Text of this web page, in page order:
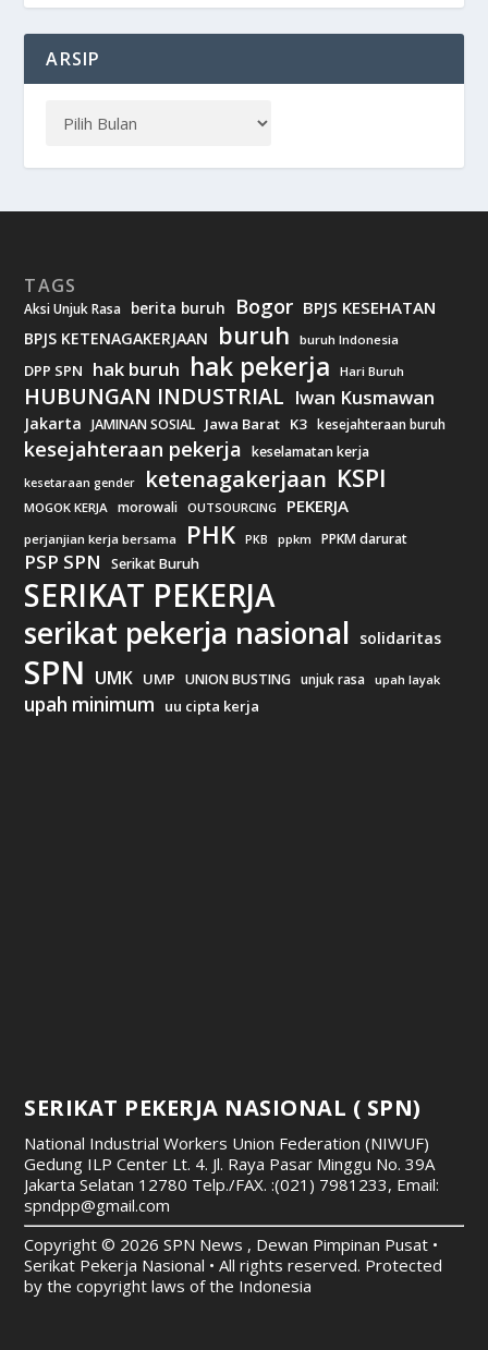
ARSIP
TAGS
Aksi Unjuk Rasa berita buruh Bogor BPJS KESEHATAN
BPJS KETENAGAKERJAAN buruh buruh Indonesia
DPP SPN hak buruh hak pekerja Hari Buruh
HUBUNGAN INDUSTRIAL Iwan Kusmawan
Jakarta JAMINAN SOSIAL Jawa Barat K3 kesejahteraan buruh
kesejahteraan pekerja keselamatan kerja
kesetaraan gender ketenagakerjaan KSPI
MOGOK KERJA morowali OUTSOURCING PEKERJA
perjanjian kerja bersama PHK PKB ppkm PPKM darurat
PSP SPN Serikat Buruh
SERIKAT PEKERJA
serikat pekerja nasional solidaritas
SPN UMK UMP UNION BUSTING unjuk rasa upah layak
upah minimum uu cipta kerja
SERIKAT PEKERJA NASIONAL ( SPN)
National Industrial Workers Union Federation (NIWUF)
Gedung ILP Center Lt. 4. Jl. Raya Pasar Minggu No. 39A
Jakarta Selatan 12780 Telp./FAX. :(021) 7981233, Email:
spndpp@gmail.com
Copyright © 2026 SPN News , Dewan Pimpinan Pusat •
Serikat Pekerja Nasional • All rights reserved. Protected
by the copyright laws of the Indonesia